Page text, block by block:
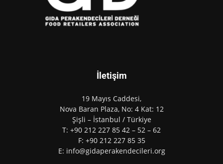
İletişim
19 Mayıs Caddesi,
Nova Baran Plaza, No: 4 Kat: 12
Şişli – İstanbul / Türkiye
T: +90 212 227 85 42 – 52 – 62
F: +90 212 227 85 35
E: info@gidaperakendecileri.org